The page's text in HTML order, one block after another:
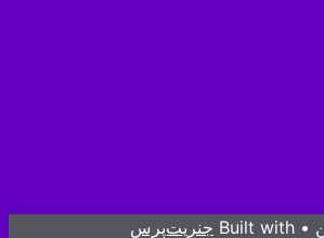
• Built with جنریت‌پرس